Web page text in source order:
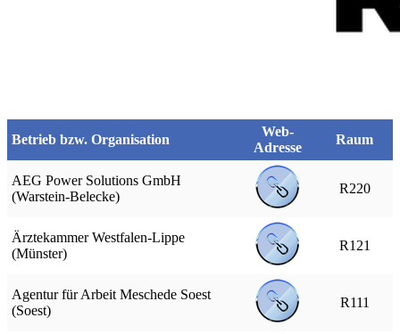
Betrieb bzw. Organisation
Web-
Adresse
Raum
AEG Power Solutions GmbH
(Warstein-Belecke)
R220
Ärztekammer Westfalen-Lippe
(Münster)
R121
Agentur für Arbeit Meschede Soest
(Soest)
R111